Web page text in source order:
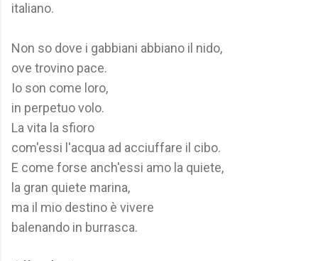
italiano.
Non so dove i gabbiani abbiano il nido,
ove trovino pace.
Io son come loro,
in perpetuo volo.
La vita la sfioro
com'essi l'acqua ad acciuffare il cibo.
E come forse anch'essi amo la quiete,
la gran quiete marina,
ma il mio destino è vivere
balenando in burrasca.